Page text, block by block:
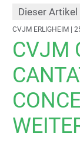
Dieser
CVJM ERLIGHEIM |
CVJM